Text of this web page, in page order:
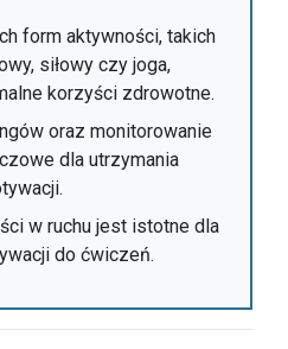
form aktywności, takich
siłowy czy joga,
korzyści zdrowotne.
oraz monitorowanie
dla utrzymania
w ruchu jest istotne dla
do ćwiczeń.